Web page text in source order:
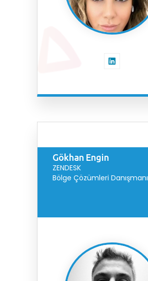
Gökhan Engin
ZENDESK
Bölge Çözümleri Danışmanı